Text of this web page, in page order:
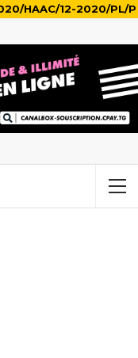
HAAC/12-2020/PL/P